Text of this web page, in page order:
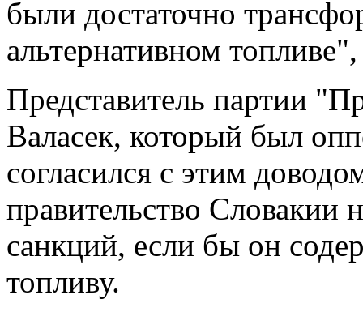
были достаточно
альтернативном
Представитель партии
Валасек, который был
согласился с этим
правительство Словакии
санкций, если бы он
топливу.